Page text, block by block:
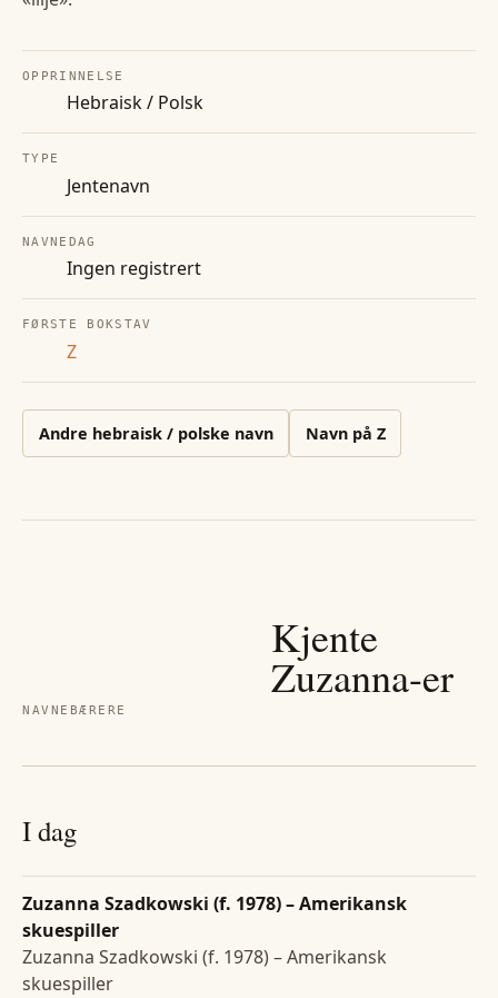
OPPRINNELSE
Hebraisk / Polsk
TYPE
Jentenavn
NAVNEDAG
Ingen registrert
FØRSTE BOKSTAV
Z
Andre hebraisk / polske navn Navn på Z
NAVNEBÆRERE
Kjente
Zuzanna-er
I dag
Zuzanna Szadkowski (f. 1978) – Amerikansk
skuespiller
Zuzanna Szadkowski (f. 1978) – Amerikansk
skuespiller